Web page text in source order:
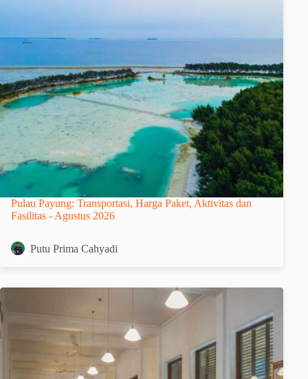
Pulau Payung: Transportasi, Harga Paket, Aktivitas dan
Fasilitas - Agustus 2026
Putu Prima Cahyadi